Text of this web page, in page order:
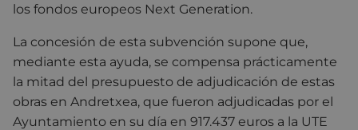
los fondos europeos Next Generation.
La concesión de esta subvención supone que,
mediante esta ayuda, se compensa prácticamente
la mitad del presupuesto de adjudicación de estas
obras en Andretxea, que fueron adjudicadas por el
Ayuntamiento en su día en 917.437 euros a la UTE